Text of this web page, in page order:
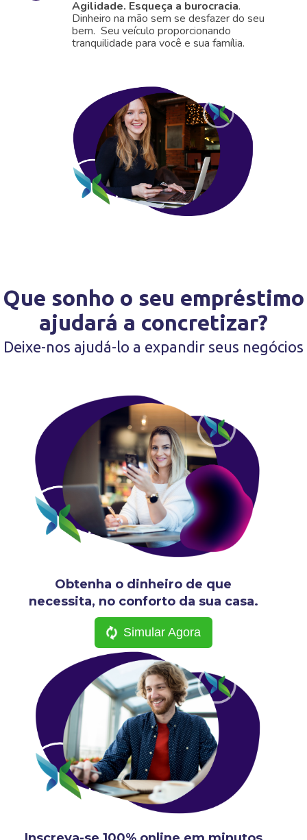
Agilidade. Esqueça a burocracia.
Dinheiro na mão sem se desfazer do seu
bem. Seu veículo proporcionando
tranquilidade para você e sua família.
Que sonho o seu empréstimo
ajudará a concretizar?
Deixe-nos ajudá-lo a expandir seus negócios
Obtenha o dinheiro de que
necessita, no conforto da sua casa.
Simular Agora